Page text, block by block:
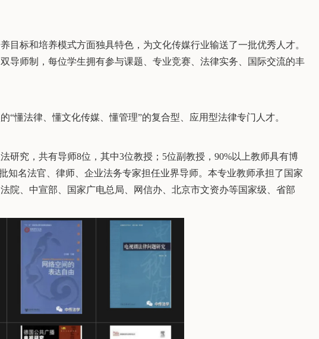
目标和培养模式方面独具特色，为文化传媒行业输送了一批优秀人才。
导师制，每位学生拥有参与课题、专业竞赛、法律实务、国际交流的丰
懂法律、懂文化传媒、懂管理”的复合型、应用型法律专门人才。
究，共有导师8位，其中3位教授；5位副教授，90%以上教师具有博
知名法官、律师、企业法务专家担任业界导师。本专业教师承担了国家
院、中宣部、国家广电总局、网信办、北京市文资办等国家级、省部